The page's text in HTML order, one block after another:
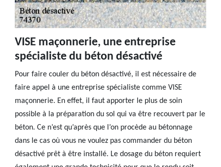
VISE maçonnerie, une entreprise
spécialiste du béton désactivé
Pour faire couler du béton désactivé, il est nécessaire de
faire appel à une entreprise spécialiste comme VISE
maçonnerie. En effet, il faut apporter le plus de soin
possible à la préparation du sol qui va être recouvert par le
béton. Ce n’est qu’après que l’on procède au bétonnage
dans le cas où vous ne voulez pas commander du béton
désactivé prêt à être installé. Le dosage du béton requiert